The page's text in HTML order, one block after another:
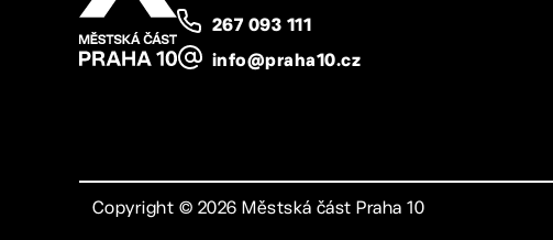
267 093 111
info@praha10.cz
Copyright © 2026 Městská část Praha 10